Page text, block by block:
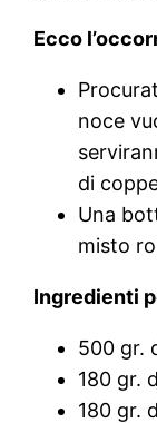
Ecco
noce
di
Una
misto
Ingredienti
500 gr.
180 gr.
180 gr.